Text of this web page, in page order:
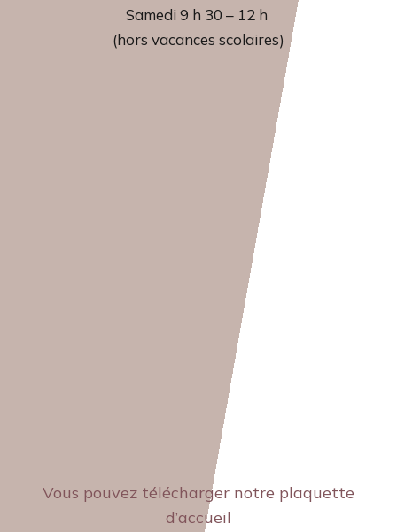
Vous pouvez télécharger notre plaquette
d’accueil
Samedi 9 h 30 – 12 h
(hors vacances scolaires)